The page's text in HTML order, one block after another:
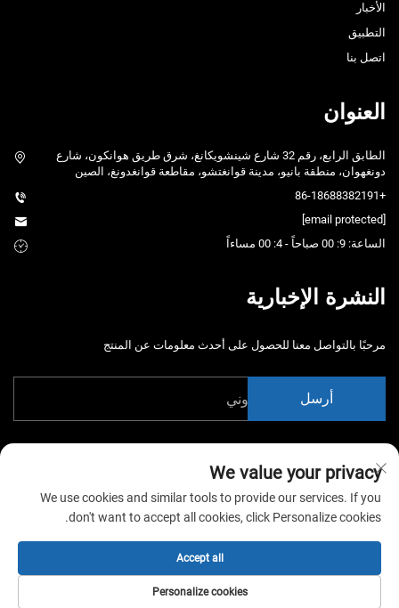
الأخبار
التطبيق
اتصل بنا
العنوان
الطابق الرابع، رقم 32 شارع شينشويكانغ، شرق طريق هوانكون، شارع
دونغهوان، منطقة بانيو، مدينة قوانغتشو، مقاطعة قوانغدونغ، الصين
+86-18688382191
الساعة: 9: 00 صباحاً - 4: 00 مساءاً
النشرة الإخبارية
مرحبًا بالتواصل معنا للحصول على أحدث معلومات عن المنتج
أرسل
حقوق الت COPYRIGHT © 2026 شركة الصين قوانغتشو شياوتونغياو لمعدات
We value your privacy
We use cookies and similar tools to provide our services. If you
don't want to accept all cookies, click Personalize cookies.
Personalize cookies
Accept all